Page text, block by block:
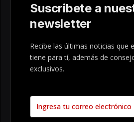
Suscribete a
newsletter
Recibe las últimas noticias que
tiene para tí, además de
exclusivos.